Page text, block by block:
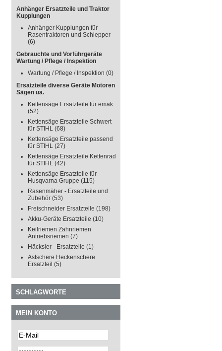
Anhänger Ersatzteile und Traktor
Kupplungen
Anhänger Kupplungen für
Rasentraktoren und Schlepper
(6)
Gebrauchte und Vorführgeräte
Wartung / Pflege / Inspektion
Wartung / Pflege / Inspektion (0)
Ersatzteile diverse Geräte Motoren
Sägen ua.
Kettensäge Ersatzteile für emak
(52)
Kettensäge Ersatzteile Schwert
für STIHL (68)
Kettensäge Ersatzteile passend
für STIHL (27)
Kettensäge Ersatzteile Kettenrad
für STIHL (42)
Kettensäge Ersatzteile für
Husqvarna Gruppe (115)
Rasenmäher - Ersatzteile und
Zubehör (53)
Freischneider Ersatzteile (198)
Akku-Geräte Ersatzteile (10)
Keilriemen Zahnriemen
Antriebsriemen (7)
Häcksler - Ersatzteile (1)
Astschere Heckenschere
Ersatzteil (5)
SCHLAGWORTE
MEIN KONTO